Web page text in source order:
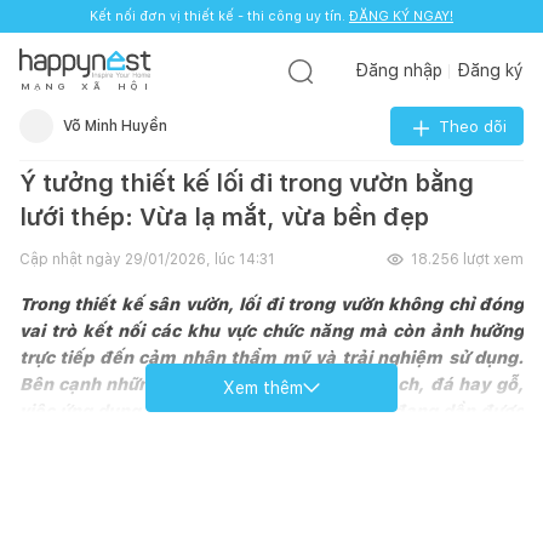
Kết nối đơn vị thiết kế - thi công uy tín. ĐĂNG KÝ NGAY!
M Ạ N G X Ã H Ộ I
Đăng nhập Đăng ký
Võ Minh Huyền Theo dõi
Ý tưởng thiết kế lối đi trong vườn bằng
lưới thép: Vừa lạ mắt, vừa bền đẹp
Cập nhật ngày 29/01/2026, lúc 14:31 18.256 lượt xem
Trong thiết kế sân vườn, lối đi trong vườn không chỉ đóng
vai trò kết nối các khu vực chức năng mà còn ảnh hưởng
trực tiếp đến cảm nhận thẩm mỹ và trải nghiệm sử dụng.
Bên cạnh những vật liệu quen thuộc như gạch, đá hay gỗ,
việc ứng dụng lưới thép cho lối đi sân vườn đang dần được
Xem thêm